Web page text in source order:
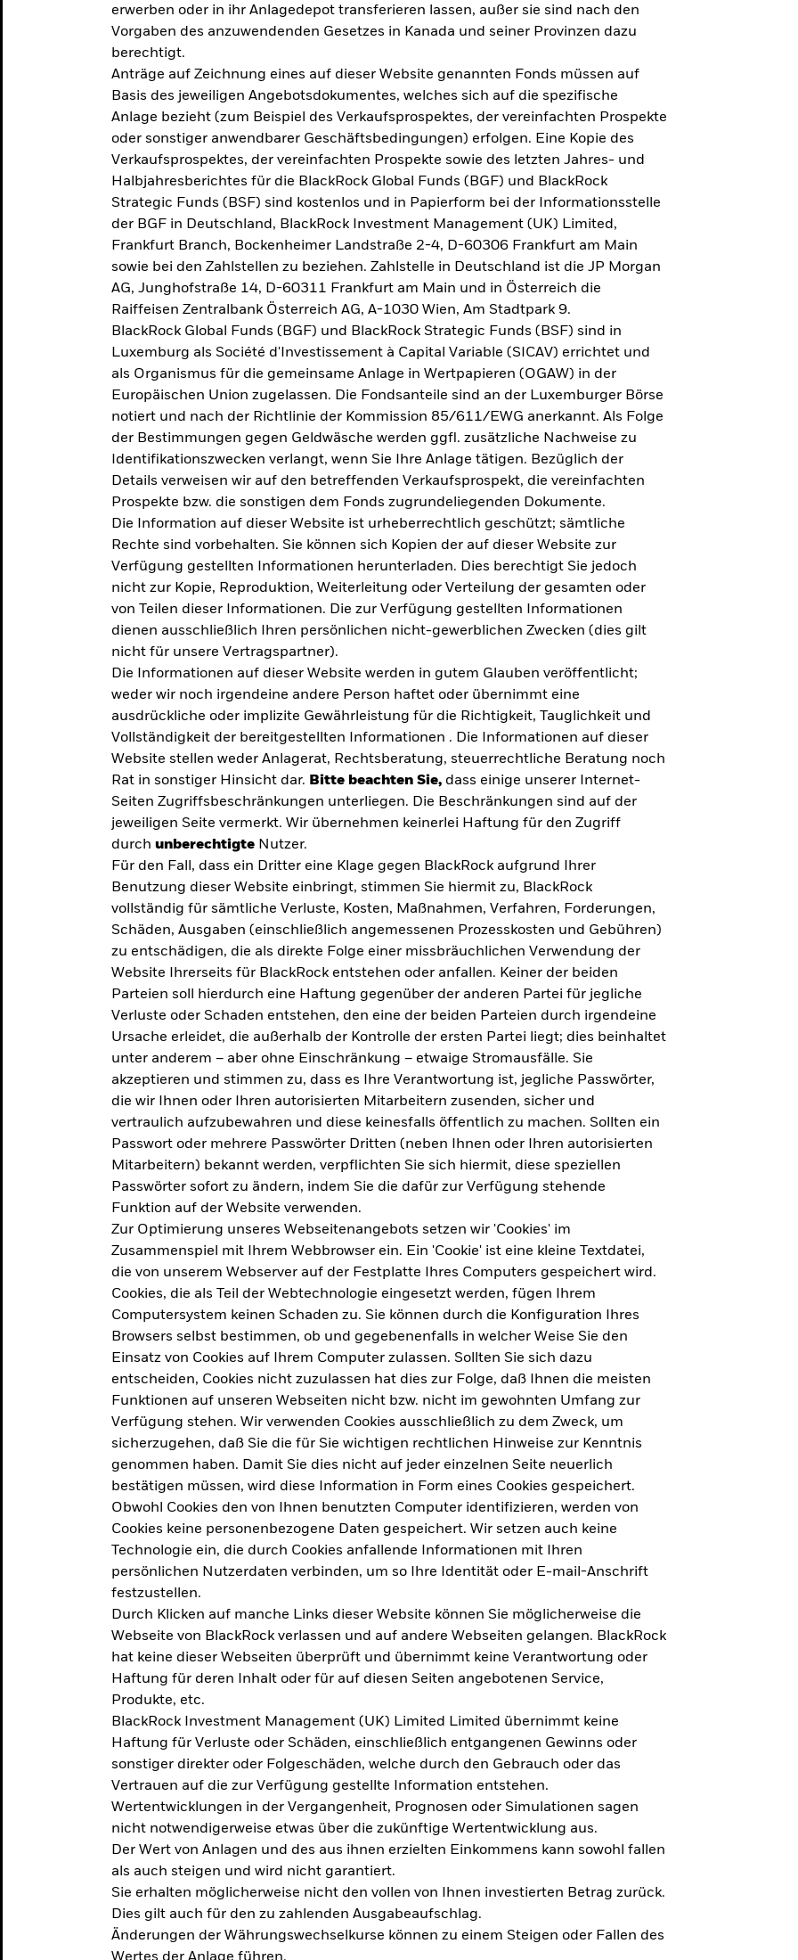
Die
in
das am
verfolgt das
demografische und
Vorschläge, um das
Den Bericht für Deutschland herunterladen
Den Bericht für Europa herunterladen
erwerben oder in ihr Anlagedepot transferieren lassen, außer sie sind nach den
Vorgaben des anzuwendenden Gesetzes in Kanada und seiner Provinzen dazu
berechtigt.
Anträge auf Zeichnung eines auf dieser Website genannten Fonds müssen auf
Basis des jeweiligen Angebotsdokumentes, welches sich auf die spezifische
Anlage bezieht (zum Beispiel des Verkaufsprospektes, der vereinfachten Prospekte
oder sonstiger anwendbarer Geschäftsbedingungen) erfolgen. Eine Kopie des
Verkaufsprospektes, der vereinfachten Prospekte sowie des letzten Jahres- und
Halbjahresberichtes für die BlackRock Global Funds (BGF) und BlackRock
Strategic Funds (BSF) sind kostenlos und in Papierform bei der Informationsstelle
der BGF in Deutschland, BlackRock Investment Management (UK) Limited,
Frankfurt Branch, Bockenheimer Landstraße 2-4, D-60306 Frankfurt am Main
sowie bei den Zahlstellen zu beziehen. Zahlstelle in Deutschland ist die JP Morgan
AG, Junghofstraße 14, D-60311 Frankfurt am Main und in Österreich die
Raiffeisen Zentralbank Österreich AG, A-1030 Wien, Am Stadtpark 9.
BlackRock Global Funds (BGF) und BlackRock Strategic Funds (BSF) sind in
Luxemburg als Société d'Investissement à Capital Variable (SICAV) errichtet und
als Organismus für die gemeinsame Anlage in Wertpapieren (OGAW) in der
Europäischen Union zugelassen. Die Fondsanteile sind an der Luxemburger Börse
notiert und nach der Richtlinie der Kommission 85/611/EWG anerkannt. Als Folge
der Bestimmungen gegen Geldwäsche werden ggfl. zusätzliche Nachweise zu
Identifikationszwecken verlangt, wenn Sie Ihre Anlage tätigen. Bezüglich der
Details verweisen wir auf den betreffenden Verkaufsprospekt, die vereinfachten
Prospekte bzw. die sonstigen dem Fonds zugrundeliegenden Dokumente.
Die Information auf dieser Website ist urheberrechtlich geschützt; sämtliche
Rechte sind vorbehalten. Sie können sich Kopien der auf dieser Website zur
Verfügung gestellten Informationen herunterladen. Dies berechtigt Sie jedoch
nicht zur Kopie, Reproduktion, Weiterleitung oder Verteilung der gesamten oder
von Teilen dieser Informationen. Die zur Verfügung gestellten Informationen
dienen ausschließlich Ihren persönlichen nicht-gewerblichen Zwecken (dies gilt
nicht für unsere Vertragspartner).
Die Informationen auf dieser Website werden in gutem Glauben veröffentlicht;
weder wir noch irgendeine andere Person haftet oder übernimmt eine
ausdrückliche oder implizite Gewährleistung für die Richtigkeit, Tauglichkeit und
Vollständigkeit der bereitgestellten Informationen . Die Informationen auf dieser
Website stellen weder Anlagerat, Rechtsberatung, steuerrechtliche Beratung noch
Rat in sonstiger Hinsicht dar. Bitte beachten Sie, dass einige unserer Internet-
Seiten Zugriffsbeschränkungen unterliegen. Die Beschränkungen sind auf der
jeweiligen Seite vermerkt. Wir übernehmen keinerlei Haftung für den Zugriff
durch unberechtigte Nutzer.
Für den Fall, dass ein Dritter eine Klage gegen BlackRock aufgrund Ihrer
Benutzung dieser Website einbringt, stimmen Sie hiermit zu, BlackRock
vollständig für sämtliche Verluste, Kosten, Maßnahmen, Verfahren, Forderungen,
Schäden, Ausgaben (einschließlich angemessenen Prozesskosten und Gebühren)
zu entschädigen, die als direkte Folge einer missbräuchlichen Verwendung der
Website Ihrerseits für BlackRock entstehen oder anfallen. Keiner der beiden
Parteien soll hierdurch eine Haftung gegenüber der anderen Partei für jegliche
Verluste oder Schaden entstehen, den eine der beiden Parteien durch irgendeine
Ursache erleidet, die außerhalb der Kontrolle der ersten Partei liegt; dies beinhaltet
unter anderem – aber ohne Einschränkung – etwaige Stromausfälle. Sie
akzeptieren und stimmen zu, dass es Ihre Verantwortung ist, jegliche Passwörter,
die wir Ihnen oder Ihren autorisierten Mitarbeitern zusenden, sicher und
vertraulich aufzubewahren und diese keinesfalls öffentlich zu machen. Sollten ein
Passwort oder mehrere Passwörter Dritten (neben Ihnen oder Ihren autorisierten
Mitarbeitern) bekannt werden, verpflichten Sie sich hiermit, diese speziellen
Passwörter sofort zu ändern, indem Sie die dafür zur Verfügung stehende
Funktion auf der Website verwenden.
Zur Optimierung unseres Webseitenangebots setzen wir 'Cookies' im
Zusammenspiel mit Ihrem Webbrowser ein. Ein 'Cookie' ist eine kleine Textdatei,
die von unserem Webserver auf der Festplatte Ihres Computers gespeichert wird.
Cookies, die als Teil der Webtechnologie eingesetzt werden, fügen Ihrem
Computersystem keinen Schaden zu. Sie können durch die Konfiguration Ihres
Browsers selbst bestimmen, ob und gegebenenfalls in welcher Weise Sie den
Einsatz von Cookies auf Ihrem Computer zulassen. Sollten Sie sich dazu
entscheiden, Cookies nicht zuzulassen hat dies zur Folge, daß Ihnen die meisten
Funktionen auf unseren Webseiten nicht bzw. nicht im gewohnten Umfang zur
Verfügung stehen. Wir verwenden Cookies ausschließlich zu dem Zweck, um
sicherzugehen, daß Sie die für Sie wichtigen rechtlichen Hinweise zur Kenntnis
genommen haben. Damit Sie dies nicht auf jeder einzelnen Seite neuerlich
bestätigen müssen, wird diese Information in Form eines Cookies gespeichert.
Obwohl Cookies den von Ihnen benutzten Computer identifizieren, werden von
Cookies keine personenbezogene Daten gespeichert. Wir setzen auch keine
Technologie ein, die durch Cookies anfallende Informationen mit Ihren
persönlichen Nutzerdaten verbinden, um so Ihre Identität oder E-mail-Anschrift
festzustellen.
Durch Klicken auf manche Links dieser Website können Sie möglicherweise die
Webseite von BlackRock verlassen und auf andere Webseiten gelangen. BlackRock
hat keine dieser Webseiten überprüft und übernimmt keine Verantwortung oder
Haftung für deren Inhalt oder für auf diesen Seiten angebotenen Service,
Produkte, etc.
BlackRock Investment Management (UK) Limited Limited übernimmt keine
Haftung für Verluste oder Schäden, einschließlich entgangenen Gewinns oder
sonstiger direkter oder Folgeschäden, welche durch den Gebrauch oder das
Vertrauen auf die zur Verfügung gestellte Information entstehen.
Wertentwicklungen in der Vergangenheit, Prognosen oder Simulationen sagen
nicht notwendigerweise etwas über die zukünftige Wertentwicklung aus.
Der Wert von Anlagen und des aus ihnen erzielten Einkommens kann sowohl fallen
als auch steigen und wird nicht garantiert.
Sie erhalten möglicherweise nicht den vollen von Ihnen investierten Betrag zurück.
Dies gilt auch für den zu zahlenden Ausgabeaufschlag.
Änderungen der Währungswechselkurse können zu einem Steigen oder Fallen des